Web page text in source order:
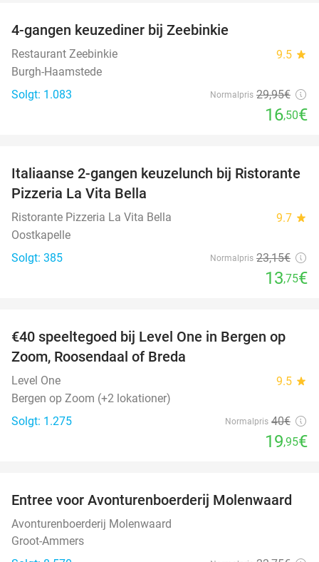
4-gangen keuzediner bij Zeebinkie
Restaurant Zeebinkie 9.5 star
Burgh-Haamstede
Solgt: 1.083
Normalpris 29,95€
16,50€
41%
Italiaanse 2-gangen keuzelunch bij Ristorante
Pizzeria La Vita Bella
Ristorante Pizzeria La Vita Bella 9.7 star
Oostkapelle
Solgt: 385
Normalpris 23,15€
13,75€
50%
€40 speeltegoed bij Level One in Bergen op
Zoom, Roosendaal of Breda
Level One 9.5 star
Bergen op Zoom (+2 lokationer)
Solgt: 1.275
Normalpris 40€
19,95€
27%
Entree voor Avonturenboerderij Molenwaard
Avonturenboerderij Molenwaard
Groot-Ammers